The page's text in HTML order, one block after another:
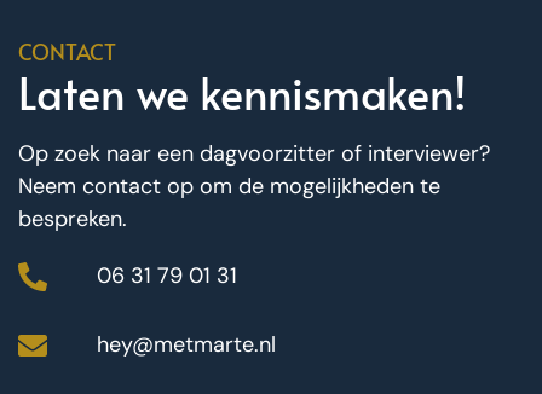
CONTACT
Laten we kennismaken!
Op zoek naar een dagvoorzitter of interviewer?
Neem contact op om de mogelijkheden te
bespreken.
06 31 79 01 31
hey@metmarte.nl